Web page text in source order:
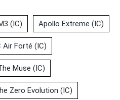
(IC) Apollo Extreme (IC)
Air Forté (IC)
Muse (IC)
Zero Evolution (IC)